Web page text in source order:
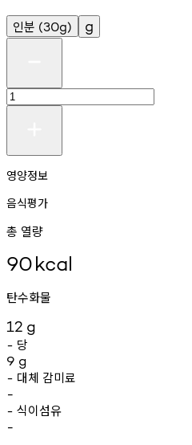
인분 (30g) g
영양정보
음식평가
총 열량
90kcal
탄수화물
12 g
- 당
9 g
- 대체 감미료
-
- 식이섬유
-